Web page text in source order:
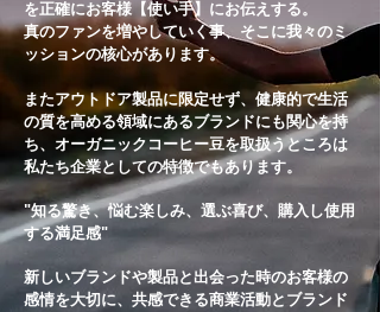
を正確にお客様【使い手】にお伝えする。
真のファンを増やしていく事、そこに我々のミ
ッションの核心があります。
またアウトドア製品に限定せず、健康的で生活
の質を高める領域にあるブランドにも関心を持
ち、オーガニックコーヒー豆を取扱うところは
私たち企業としての特徴でもあります。
"知る驚き、悩む楽しみ、選ぶ喜び、購入し使用
する満足感"
新しいブランドや製品と出会った時のお客様の
感情を大切に、共感できる商業活動とブランド